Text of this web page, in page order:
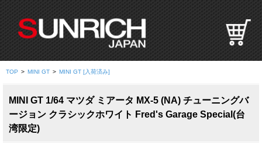
R
I
H
J
A
TOP > MINI GT > MINI GT [入荷済み]
MINI GT 1/64 マツダ ミアータ MX-5 (NA) チューニングバ
ージョン クラシックホワイト Fred's Garage Special(台
湾限定)